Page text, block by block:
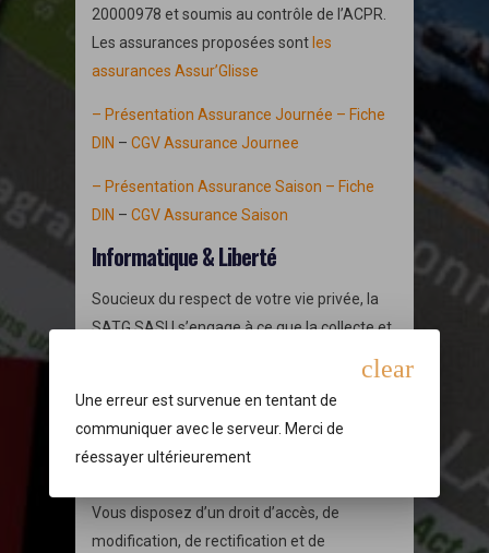
20000978 et soumis au contrôle de l’ACPR.
Les assurances proposées sont les
assurances Assur’Glisse
– Présentation Assurance Journée – Fiche
DIN – CGV Assurance Journee
– Présentation Assurance Saison – Fiche
DIN – CGV Assurance Saison
Informatique & Liberté
Soucieux du respect de votre vie privée, la
SATG SASU s’engage à ce que la collecte et
fichiers et aux libertés, telle que modifiée.
Vous disposez d’un droit d’accès, de
modification, de rectification et de
clear
Une erreur est survenue en tentant de
communiquer avec le serveur. Merci de
réessayer ultérieurement